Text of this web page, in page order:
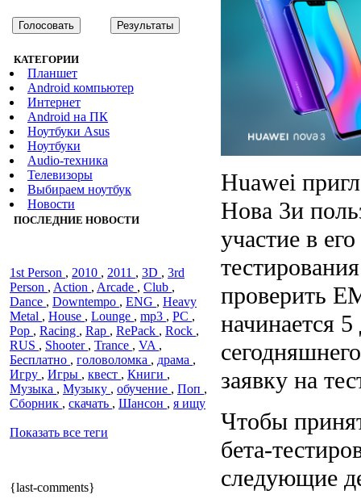
КАТЕГОРИИ
Планшет
Android компьютер
Интернет
Android на ПК
Ноутбуки Asus
Ноутбуки
Audiо-техника
Телевизоры
Выбираем ноутбук
Новости
ПОСЛЕДНИЕ НОВОСТИ
1st Person , 2010 , 2011 , 3D , 3rd
Person , Action , Arcade , Club ,
Dance , Downtempo , ENG , Heavy
Metal , House , Lounge , mp3 , PC ,
Pop , Racing , Rap , RePack , Rock ,
RUS , Shooter , Trance , VA ,
Бесплатно , головоломка , драма ,
Игру , Игры , квест , Книги ,
Музыка , Музыку , обучение , Поп ,
Сборник , скачать , Шансон , я ищу
Показать все теги
{last-comments}
Huawei
Нова 3и
участие в
проверить
начинается
заявку на
Чтобы
бета-
следующие